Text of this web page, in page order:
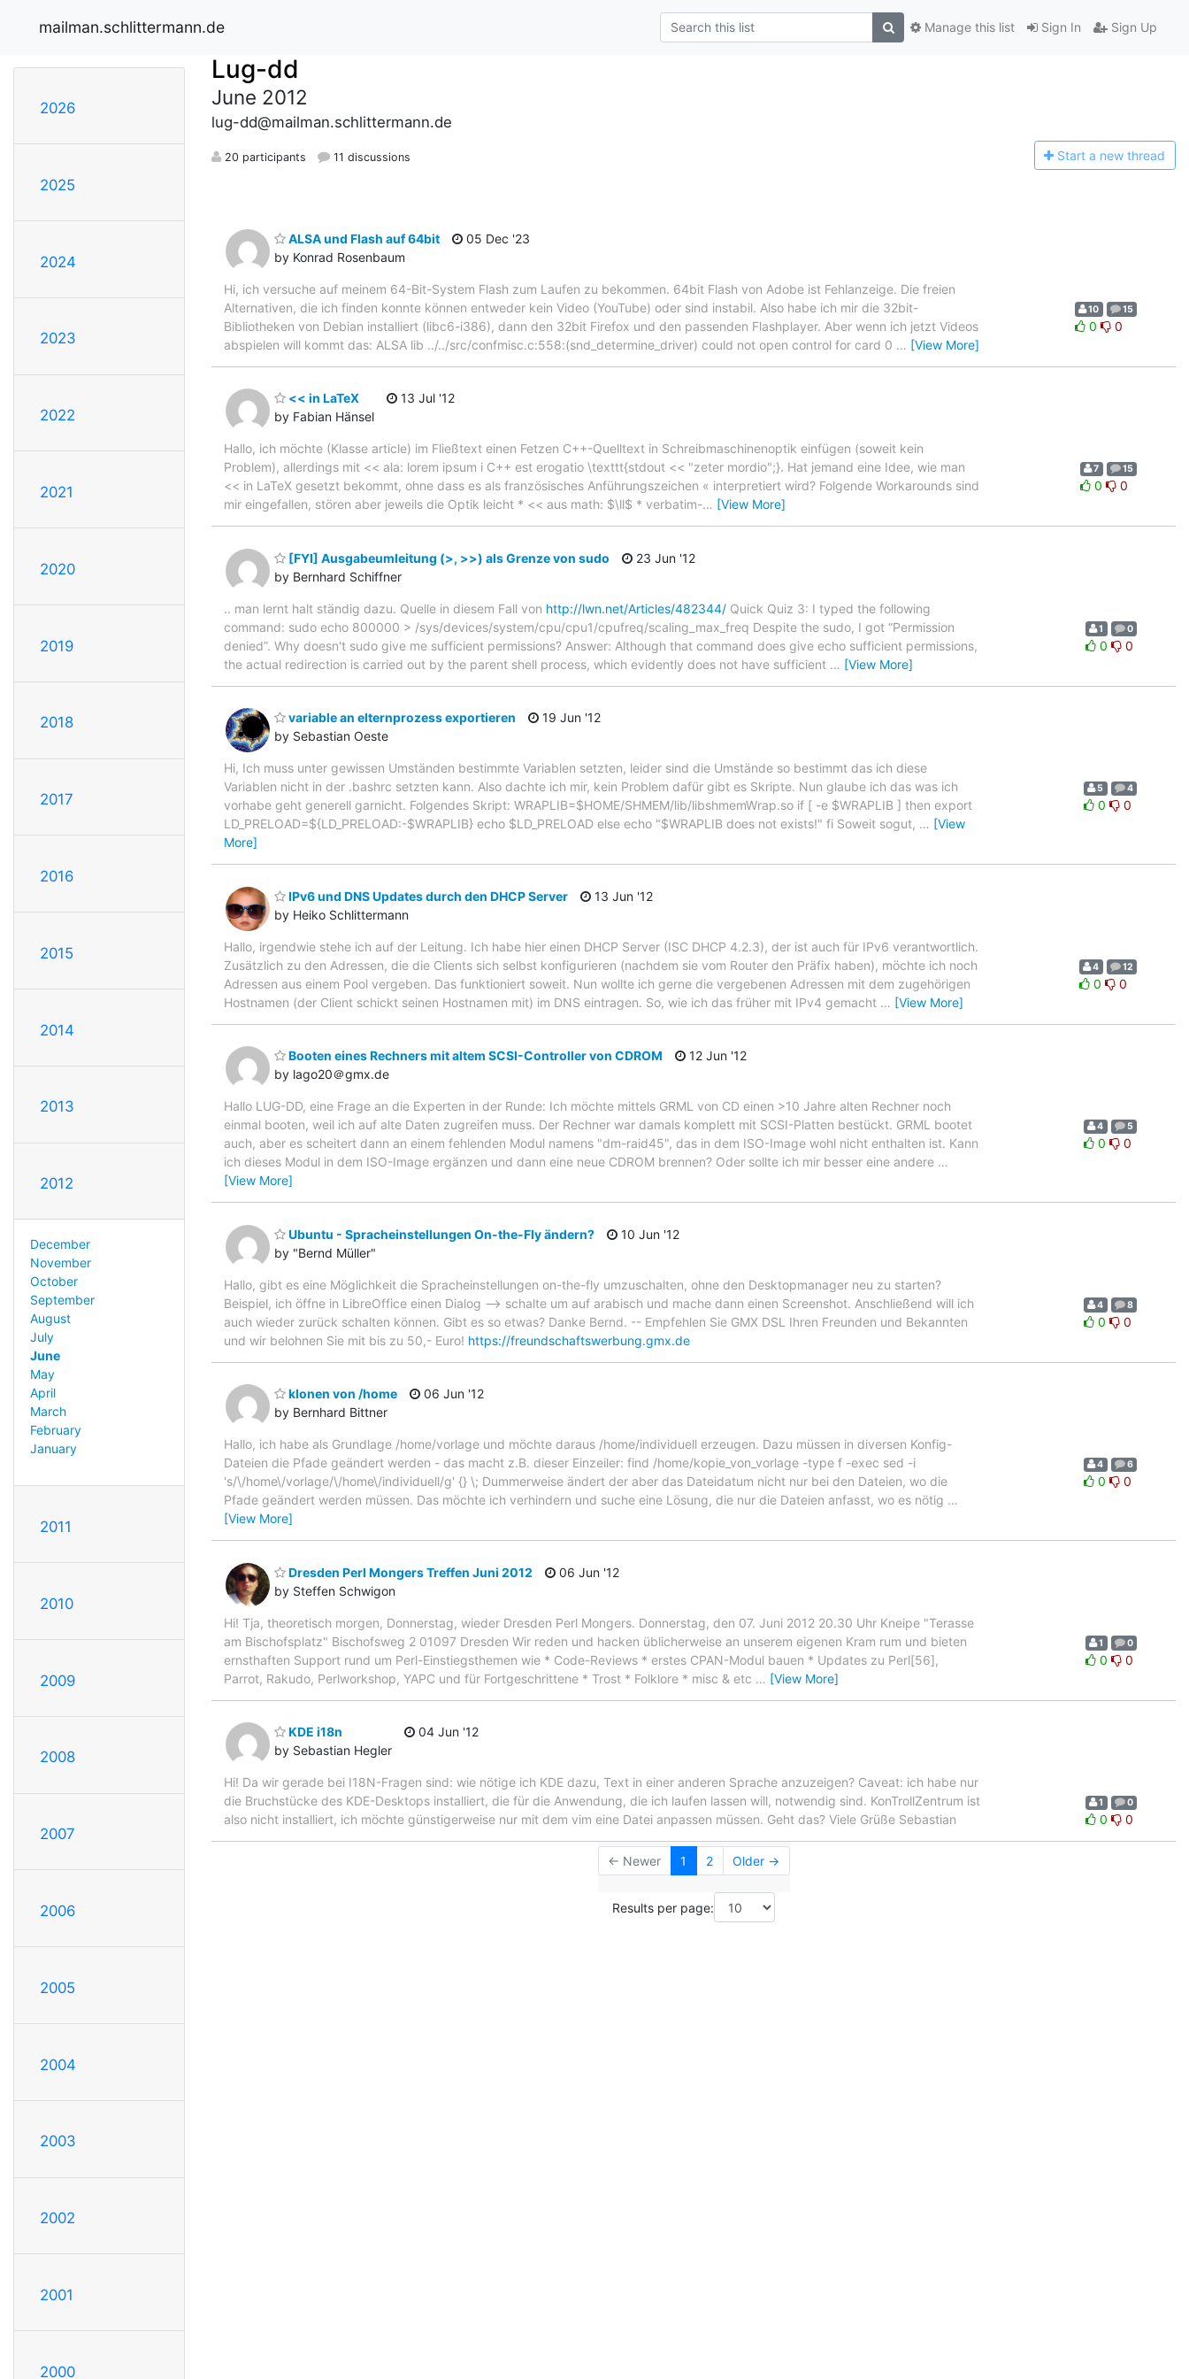
mailman.schlittermann.de Sign In Sign Up
Manage this list
2026
2025
2024
2023
2022
2021
2020
2019
2018
2017
2016
2015
2014
2013
2012
December
November
October
September
August
July
June
May
April
March
February
January
2011
2010
2009
2008
2007
2006
2005
2004
2003
2002
2001
2000
Lug-dd
June 2012
lug-dd@mailman.schlittermann.de
20 participants 11 discussions Start a new thread
ALSA und Flash auf 64bit
by Konrad Rosenbaum
05 Dec '23
Hi, ich versuche auf meinem 64-Bit-System Flash zum Laufen zu bekommen. 64bit Flash von Adobe ist Fehlanzeige. Die freien
Alternativen, die ich finden konnte können entweder kein Video (YouTube) oder sind instabil. Also habe ich mir die 32bit-
Bibliotheken von Debian installiert (libc6-i386), dann den 32bit Firefox und den passenden Flashplayer. Aber wenn ich jetzt Videos
abspielen will kommt das: ALSA lib ../../src/confmisc.c:558:(snd_determine_driver) could not open control for card 0 … [View More]
10 15
0 0
<< in LaTeX
by Fabian Hänsel
13 Jul '12
Hallo, ich möchte (Klasse article) im Fließtext einen Fetzen C++-Quelltext in Schreibmaschinenoptik einfügen (soweit kein
Problem), allerdings mit << ala: lorem ipsum i C++ est erogatio \texttt{stdout << "zeter mordio";}. Hat jemand eine Idee, wie man
<< in LaTeX gesetzt bekommt, ohne dass es als französisches Anführungszeichen « interpretiert wird? Folgende Workarounds sind
mir eingefallen, stören aber jeweils die Optik leicht * << aus math: $\ll$ * verbatim-… [View More]
7 15
0 0
[FYI] Ausgabeumleitung (>, >>) als Grenze von sudo
by Bernhard Schiffner
23 Jun '12
.. man lernt halt ständig dazu. Quelle in diesem Fall von http://lwn.net/Articles/482344/ Quick Quiz 3: I typed the following
command: sudo echo 800000 > /sys/devices/system/cpu/cpu1/cpufreq/scaling_max_freq Despite the sudo, I got “Permission
denied”. Why doesn't sudo give me sufficient permissions? Answer: Although that command does give echo sufficient permissions,
the actual redirection is carried out by the parent shell process, which evidently does not have sufficient … [View More]
1 0
0 0
variable an elternprozess exportieren
by Sebastian Oeste
19 Jun '12
Hi, Ich muss unter gewissen Umständen bestimmte Variablen setzten, leider sind die Umstände so bestimmt das ich diese
Variablen nicht in der .bashrc setzten kann. Also dachte ich mir, kein Problem dafür gibt es Skripte. Nun glaube ich das was ich
vorhabe geht generell garnicht. Folgendes Skript: WRAPLIB=$HOME/SHMEM/lib/libshmemWrap.so if [ -e $WRAPLIB ] then export
LD_PRELOAD=${LD_PRELOAD:-$WRAPLIB} echo $LD_PRELOAD else echo "$WRAPLIB does not exists!" fi Soweit sogut, … [View
More]
5 4
0 0
IPv6 und DNS Updates durch den DHCP Server
by Heiko Schlittermann
13 Jun '12
Hallo, irgendwie stehe ich auf der Leitung. Ich habe hier einen DHCP Server (ISC DHCP 4.2.3), der ist auch für IPv6 verantwortlich.
Zusätzlich zu den Adressen, die die Clients sich selbst konfigurieren (nachdem sie vom Router den Präfix haben), möchte ich noch
Adressen aus einem Pool vergeben. Das funktioniert soweit. Nun wollte ich gerne die vergebenen Adressen mit dem zugehörigen
Hostnamen (der Client schickt seinen Hostnamen mit) im DNS eintragen. So, wie ich das früher mit IPv4 gemacht … [View More]
4 12
0 0
Booten eines Rechners mit altem SCSI-Controller von CDROM
by lago20＠gmx.de
12 Jun '12
Hallo LUG-DD, eine Frage an die Experten in der Runde: Ich möchte mittels GRML von CD einen >10 Jahre alten Rechner noch
einmal booten, weil ich auf alte Daten zugreifen muss. Der Rechner war damals komplett mit SCSI-Platten bestückt. GRML bootet
auch, aber es scheitert dann an einem fehlenden Modul namens "dm-raid45", das in dem ISO-Image wohl nicht enthalten ist. Kann
ich dieses Modul in dem ISO-Image ergänzen und dann eine neue CDROM brennen? Oder sollte ich mir besser eine andere …
[View More]
4 5
0 0
Ubuntu - Spracheinstellungen On-the-Fly ändern?
by "Bernd Müller"
10 Jun '12
Hallo, gibt es eine Möglichkeit die Spracheinstellungen on-the-fly umzuschalten, ohne den Desktopmanager neu zu starten?
Beispiel, ich öffne in LibreOffice einen Dialog --> schalte um auf arabisch und mache dann einen Screenshot. Anschließend will ich
auch wieder zurück schalten können. Gibt es so etwas? Danke Bernd. -- Empfehlen Sie GMX DSL Ihren Freunden und Bekannten
und wir belohnen Sie mit bis zu 50,- Euro! https://freundschaftswerbung.gmx.de
4 8
0 0
klonen von /home
by Bernhard Bittner
06 Jun '12
Hallo, ich habe als Grundlage /home/vorlage und möchte daraus /home/individuell erzeugen. Dazu müssen in diversen Konfig-
Dateien die Pfade geändert werden - das macht z.B. dieser Einzeiler: find /home/kopie_von_vorlage -type f -exec sed -i
's/\/home\/vorlage/\/home\/individuell/g' {} \; Dummerweise ändert der aber das Dateidatum nicht nur bei den Dateien, wo die
Pfade geändert werden müssen. Das möchte ich verhindern und suche eine Lösung, die nur die Dateien anfasst, wo es nötig …
[View More]
4 6
0 0
Dresden Perl Mongers Treffen Juni 2012
by Steffen Schwigon
06 Jun '12
Hi! Tja, theoretisch morgen, Donnerstag, wieder Dresden Perl Mongers. Donnerstag, den 07. Juni 2012 20.30 Uhr Kneipe "Terasse
am Bischofsplatz" Bischofsweg 2 01097 Dresden Wir reden und hacken üblicherweise an unserem eigenen Kram rum und bieten
ernsthaften Support rund um Perl-Einstiegsthemen wie * Code-Reviews * erstes CPAN-Modul bauen * Updates zu Perl[56],
Parrot, Rakudo, Perlworkshop, YAPC und für Fortgeschrittene * Trost * Folklore * misc & etc … [View More]
1 0
0 0
KDE i18n
by Sebastian Hegler
04 Jun '12
Hi! Da wir gerade bei I18N-Fragen sind: wie nötige ich KDE dazu, Text in einer anderen Sprache anzuzeigen? Caveat: ich habe nur
die Bruchstücke des KDE-Desktops installiert, die für die Anwendung, die ich laufen lassen will, notwendig sind. KonTrollZentrum ist
also nicht installiert, ich möchte günstigerweise nur mit dem vim eine Datei anpassen müssen. Geht das? Viele Grüße Sebastian
1 0
0 0
← Newer 1 2 Older →
Results per page: